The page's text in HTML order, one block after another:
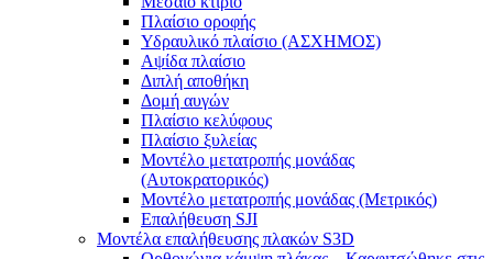
Πλαίσιο οροφής
Υδραυλικό πλαίσιο (ΑΣΧΗΜΟΣ)
Αψίδα πλαίσιο
Διπλή αποθήκη
Δομή αυγών
Πλαίσιο κελύφους
Πλαίσιο ξυλείας
Μοντέλο μετατροπής μονάδας
(Αυτοκρατορικός)
Μοντέλο μετατροπής μονάδας (Μετρικός)
Επαλήθευση SJI
Μοντέλα επαλήθευσης πλακών S3D